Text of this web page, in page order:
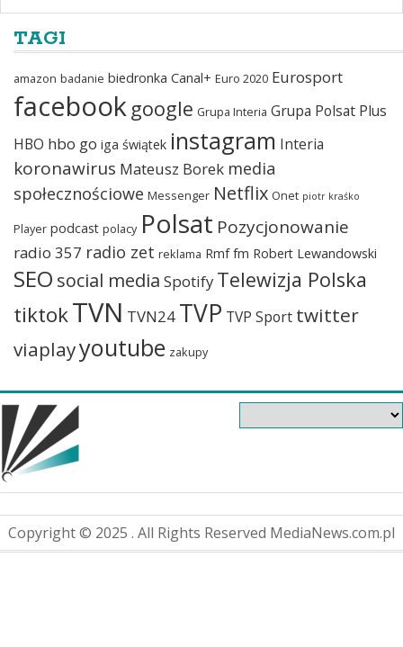
TAGI
amazon badanie biedronka Canal+ Euro 2020 Eurosport
facebook google Grupa Interia Grupa Polsat Plus
HBO hbo go iga świątek instagram Interia
koronawirus Mateusz Borek media
społecznościowe Messenger Netflix Onet piotr kraśko
Player podcast polacy Polsat Pozycjonowanie
radio 357 radio zet reklama Rmf fm Robert Lewandowski
SEO social media Spotify Telewizja Polska
tiktokTVN TVN24 TVP TVP Sport twitter
viaplayyoutube zakupy
Copyright © 2025 . All Rights Reserved MediaNews.com.pl